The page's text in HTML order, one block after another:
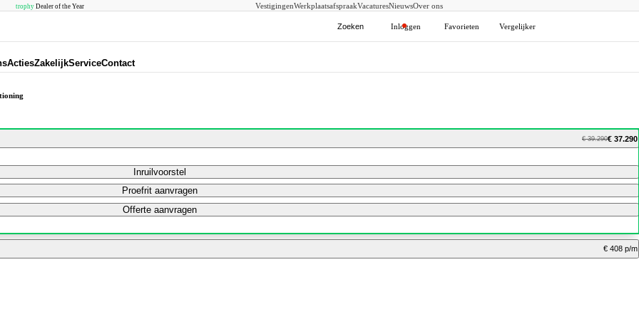
trophy Dealer of the Year VestigingenWerkplaatsafspraakVacaturesNieuwsOver ons
Zoeken Inloggen Favorieten Vergelijker
ActiesZakelijkServiceContact
€ 39.290€ 37.290
Inruilvoorstel
Proefrit aanvragen
Offerte aanvragen
€ 408 p/m